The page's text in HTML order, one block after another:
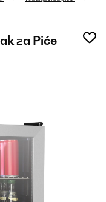
za Piće